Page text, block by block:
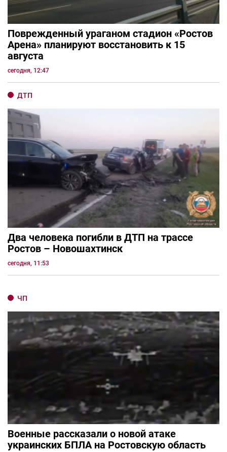
Поврежденный ураганом стадион «Ростов
Арена» планируют восстановить к 15
августа
сегодня, 12:47
ДТП
Два человека погибли в ДТП на трассе
Ростов – Новошахтинск
сегодня, 11:53
ЧП
Военные рассказали о новой атаке
украинских БПЛА на Ростовскую область